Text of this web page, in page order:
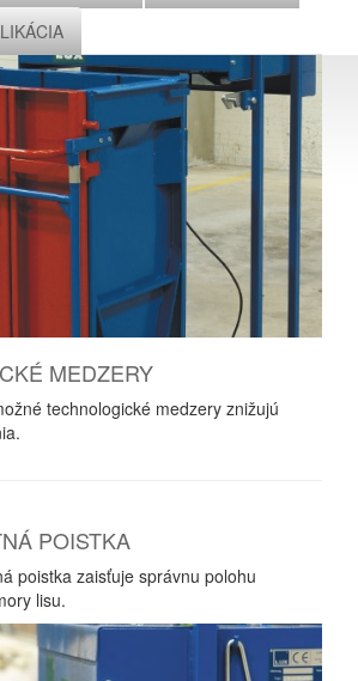
MEDZERY
technologické medzery znižujú
POISTKA
poistka zaisťuje správnu polohu
lisu.